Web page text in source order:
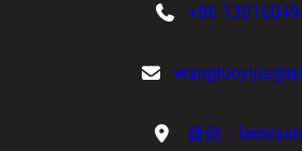
+86
微信：